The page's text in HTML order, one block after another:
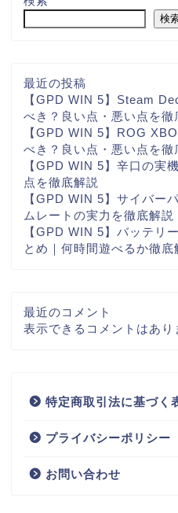
検
最近の投稿
【GPD WIN 5】Steam
べき？良い点・悪い点を徹
【GPD WIN 5】ROG
べき？良い点・悪い点を徹
【GPD WIN 5】辛口の実
点を徹底解説
【GPD WIN 5】サイバー
ムレートの実力を徹底解説
【GPD WIN 5】バッテリ
とめ｜何時間遊べるか徹底
最近のコメント
表示できるコメントはあり
特定商取引法に基づく
プライバシーポリシー
お問い合わせ